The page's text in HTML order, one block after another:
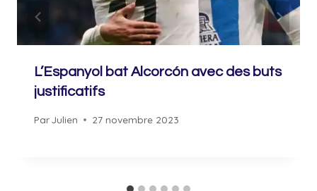
L’Espanyol bat Alcorcón avec des buts
justificatifs
ParJulien 27 novembre 2023